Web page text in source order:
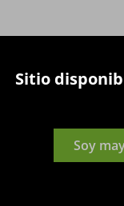
Sitio
Soy
Cápsulas
Brasil 55grs.